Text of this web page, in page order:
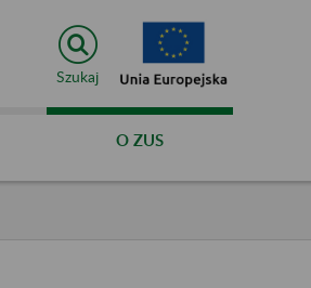
Szukaj
O ZUS